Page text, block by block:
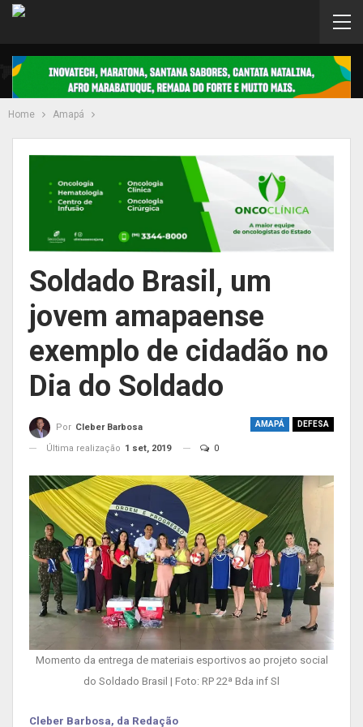
Home Amapá
Soldado Brasil, um
jovem amapaense
exemplo de cidadão no
Dia do Soldado
AMAPÁ DEFESA
Por Cleber Barbosa
Última realização 1 set, 2019 0
Momento da entrega de materiais esportivos ao projeto social
do Soldado Brasil | Foto: RP 22ª Bda inf Sl
Cleber Barbosa, da Redação